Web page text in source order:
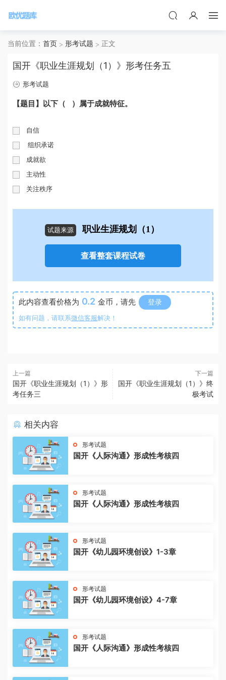
当前位置： 首页 形考试题 正文
国开《职业生涯规划（1）》形考任务五
形考试题
【题目】 以下（ ）属于成就特征。
自信
组织承诺
成就欲
主动性
关注秩序
试题来源 职业生涯规划（1）
查看整套课程试卷
此内容查看价格为 0.2 金币，请先 登录
如有问题，请联系微信客服解决！
上一篇
国开《职业生涯规划（1）》形
考任务三
下一篇
国开《职业生涯规划（1）》终
极考试
相关内容
形考试题
国开《人际沟通》形成性考核四
形考试题
国开《人际沟通》形成性考核四
形考试题
国开《幼儿园环境创设》1-3章
形考试题
国开《幼儿园环境创设》4-7章
形考试题
国开《人际沟通》形成性考核四